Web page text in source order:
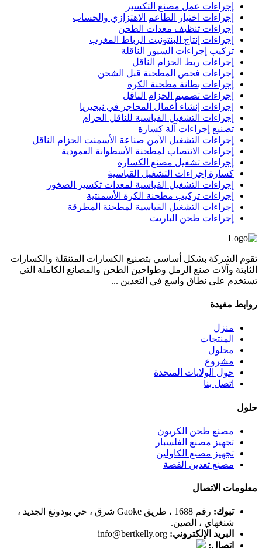
إجراءات عمل مصنع التكسير
إجراءات اختيار الطاعم الاهتزازي والحساب
إجراءات تنظيف معدات الطحن
إجراءات إنتاج البنتونيت الرباط المغرب
تركيب إجراءات السيور الناقلة
إجراءات ربط الحزام الناقل
إجراءات فحص المطحنة قبل الشحن
إجراءات بطانة مطحنة الكرة
إجراءات تصميم الحزام الناقل
إجراءات إنشاء أعمال المحاجر في نيجيريا
إجراءات التشغيل القياسية للناقل الحزام
تصنيع إجراءات آلة كسارة
إجراءات التشغيل الآمن صناعة الأسمنت الحزام الناقل
إجراءات الانتصاب لمطحنة الأسطوانة العمودية
إجراءات تشغيل مصنع الكسارة
كسارة إجراءات التشغيل القياسية
إجراءات التشغيل القياسية لمعدات تكسير الصخور
إجراءات تركيب مطحنة الكرة الأسمنتية
إجراءات التشغيل القياسية لمطحنة المطرقة
إجراءات طحن الباريت
تقوم الشركة بشكل أساسي بتصنيع الكسارات المتنقلة والكسارات
الثابتة وآلات صنع الرمل وطواحين الطحن والمصانع الكاملة التي
تستخدم على نطاق واسع في التعدين ...
روابط مفيدة
منزل
المنتجات
محلول
مشروع
حول الولايات المتحدة
اتصل بنا
حلول
مصنع طحن الكربون
تجهيز مصنع الفلسبار
تجهيز مصنع الكاولين
مصنع تعدين الفضة
معلومات الاتصال
تبوك:
رقم 1688 ، طريق Gaoke شرق ، حي بودونغ الجديد ،
شنغهاي ، الصين.
البريد الإلكتروني: info@bertkelly.org
اتصال: